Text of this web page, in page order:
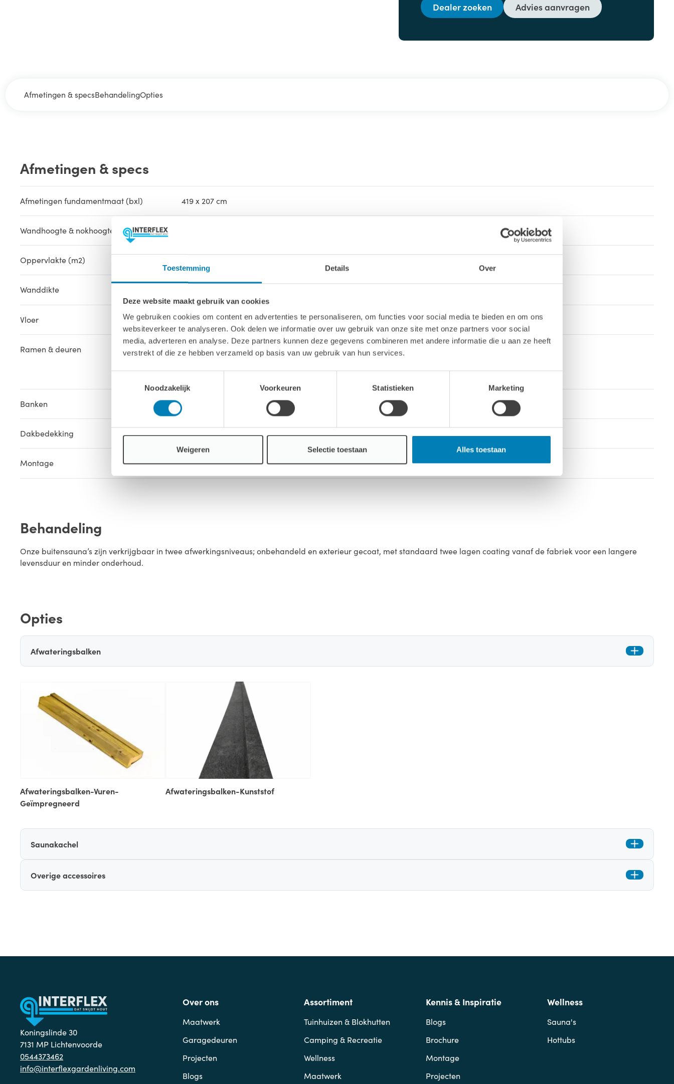
Toestemming Details Over
Deze website maakt gebruik van cookies
We gebruiken cookies om content en advertenties te personaliseren, om functies voor social media te bieden en om ons
websiteverkeer te analyseren. Ook delen we informatie over uw gebruik van onze site met onze partners voor social
media, adverteren en analyse. Deze partners kunnen deze gegevens combineren met andere informatie die u aan ze heeft
verstrekt of die ze hebben verzameld op basis van uw gebruik van hun services.
Noodzakelijk
Voorkeuren Statistieken Marketing
Weigeren Selectie toestaan Alles toestaan
Dealer zoeken Advies aanvragen
Afmetingen & specsBehandelingOpties
Afmetingen & specs
Afmetingen fundamentmaat (bxl) 419 x 207 cm
Wandhoogte & nokhoogte
Oppervlakte (m2)
Wanddikte
Vloer Inclusief
Ramen & deuren 3x Lange ramen in gehard 6 mm glass
Banken 2x Espen houten banken
Dakbedekking Inclusief
Montage Compleet gemonteerd geleverd
Behandeling
Onze buitensauna’s zijn verkrijgbaar in twee afwerkingsniveaus; onbehandeld en exterieur gecoat, met standaard twee lagen coating vanaf de fabriek voor een langere
levensduur en minder onderhoud.
Opties
Afwateringsbalken
Afwateringsbalken-Vuren-
Geïmpregneerd
Afwateringsbalken-Kunststof
Saunakachel
Overige accessoires
Koningslinde 30
7131 MP Lichtenvoorde
0544373462
info@interflexgardenliving.com
Over ons
Maatwerk
Garagedeuren
Projecten
Blogs
Assortiment
Tuinhuizen & Blokhutten
Camping & Recreatie
Wellness
Maatwerk
Kennis & Inspiratie
Blogs
Brochure
Montage
Projecten
Wellness
Sauna's
Hottubs